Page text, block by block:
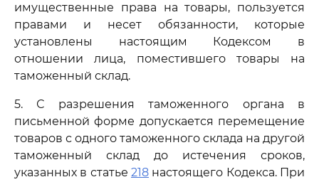
имущественные права на товары, пользуется
правами и несет обязанности, которые
установлены настоящим Кодексом в
отношении лица, поместившего товары на
таможенный склад.
5. С разрешения таможенного органа в
письменной форме допускается перемещение
товаров с одного таможенного склада на другой
таможенный склад до истечения сроков,
указанных в статье 218 настоящего Кодекса. При